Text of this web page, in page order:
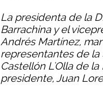
La presidenta de la
Barrachina y el
Andrés Martínez,
representantes de
Castellón L'Olla de
presidente, Juan